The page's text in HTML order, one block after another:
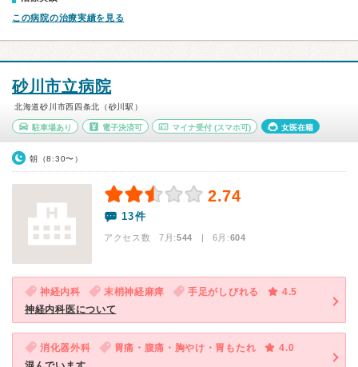
この病院の治療実績を見る
砂川市立病院
北海道砂川市西四条北（砂川駅）
駐車場あり 電子決済可 マイナ受付 (スマホ可) 女医在籍
朝（8:30〜）
2.74
13件
アクセス数 7月:544 | 6月:604
神経内科 末梢神経麻痺 手足がしびれる
4.5
神経内科医について
消化器外科 胃痛・腹痛・胸やけ・胃もたれ
4.0